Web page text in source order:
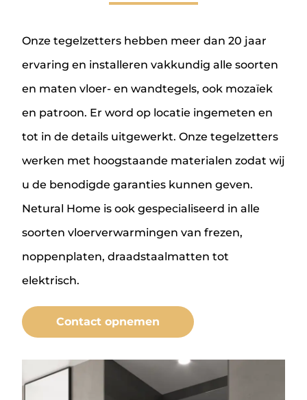
Onze tegelzetters hebben meer dan 20 jaar
ervaring en installeren vakkundig alle soorten
en maten vloer- en wandtegels, ook mozaïek
en patroon. Er word op locatie ingemeten en
tot in de details uitgewerkt. Onze tegelzetters
werken met hoogstaande materialen zodat wij
u de benodigde garanties kunnen geven.
Netural Home is ook gespecialiseerd in alle
soorten vloerverwarmingen van frezen,
noppenplaten, draadstaalmatten tot
elektrisch.
Contact opnemen